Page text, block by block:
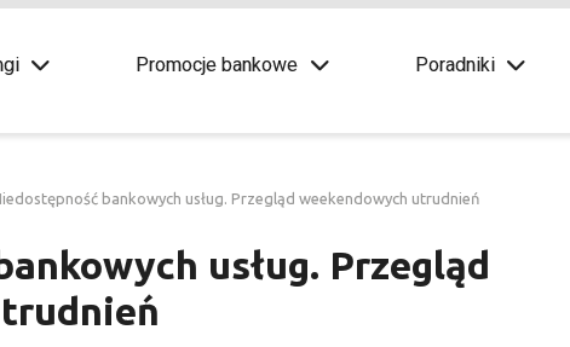
Promocje bankowe Poradniki
bankowych usług. Przegląd weekendowych utrudnień
usług. Przegląd